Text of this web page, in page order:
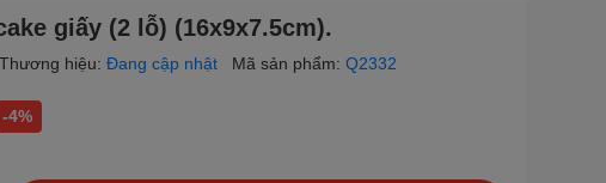
giấy (2 lỗ) (16x9x7.5cm).
Thương hiệu: Đang cập nhật Mã sản phẩm: Q2332
-4%